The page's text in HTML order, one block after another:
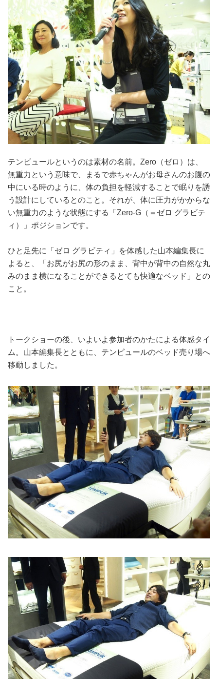
テンピュールというのは素材の名前。Zero（ゼロ）は、
無重力という意味で、まるで赤ちゃんがお母さんのお腹の
中にいる時のように、体の負担を軽減することで眠りを誘
う設計にしているとのこと。それが、体に圧力がかからな
い無重力のような状態にする「Zero-G（＝ゼロ グラビテ
ィ）」ポジションです。
ひと足先に「ゼロ グラビティ」を体感した山本編集長に
よると、「お尻がお尻の形のまま、背中が背中の自然な丸
みのまま横になることができるとても快適なベッド」との
こと。
トークショーの後、いよいよ参加者のかたによる体感タイ
ム。山本編集長とともに、テンピュールのベッド売り場へ
移動しました。